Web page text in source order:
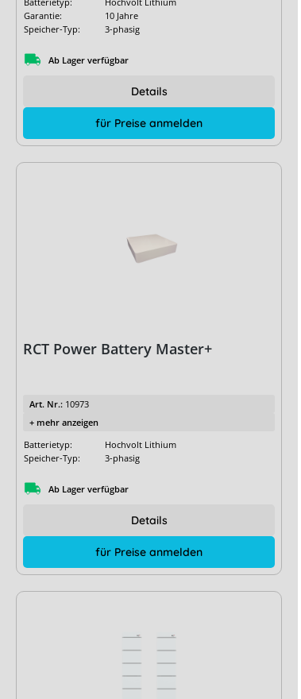
Garantie:
10 Jahre
Speicher-Typ:
3-phasig
Ab Lager verfügbar
für Preise anmelden
Details
RCT Power Battery Master+
Art. Nr.: 10973
+ mehr anzeigen
Batterietyp:
Hochvolt Lithium
Speicher-Typ:
3-phasig
Ab Lager verfügbar
für Preise anmelden
Details